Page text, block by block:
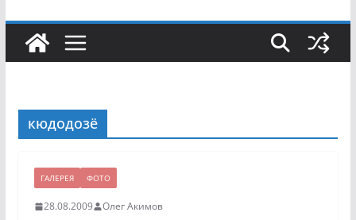
кюдодозё
ГАЛЕРЕЯ ФОТО
28.08.2009 Олег Акимов